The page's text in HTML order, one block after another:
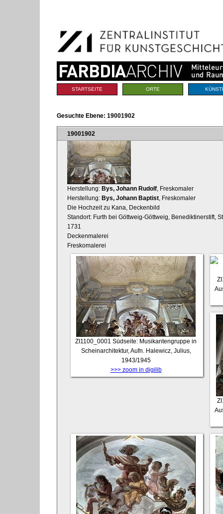
Navigation
Sektionen
STARTSEITE ORTE
Gesuchte Ebene: 19001902
19001902
Herstellung: Bys, Johann Rudolf , Freskomaler
Herstellung: Bys, Johann Baptist , Freskomaler
Die Hochzeit zu Kana, Deckenbild
Standort: Furth bei Göttweig-Göttweig, Benediktinerstift,
1731
Deckenmalerei
Freskomalerei
ZI1100_0001 Südseite: Musikantengruppe in
Scheinarchitektur, Aufn. Halewicz, Julius,
1943/1945
>>> zoom in digilib